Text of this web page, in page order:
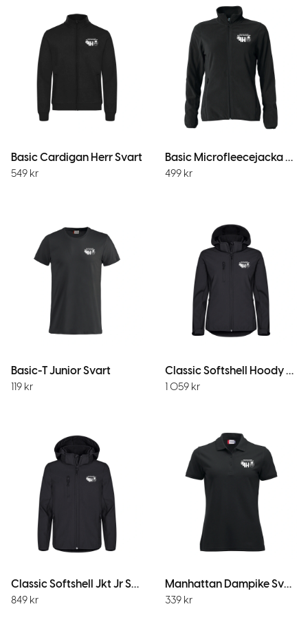
Basic Cardigan Herr Svart
549 kr
Basic Microfleecejacka Dam Svart
499 kr
Basic-T Junior Svart
119 kr
Classic Softshell Hoody W Svart
1 059 kr
Classic Softshell Jkt Jr Svart
849 kr
Manhattan Dampike Svart
339 kr